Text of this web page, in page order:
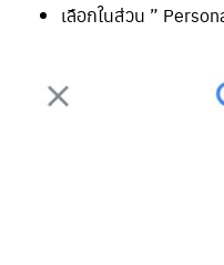
เลือกในส่วน ”